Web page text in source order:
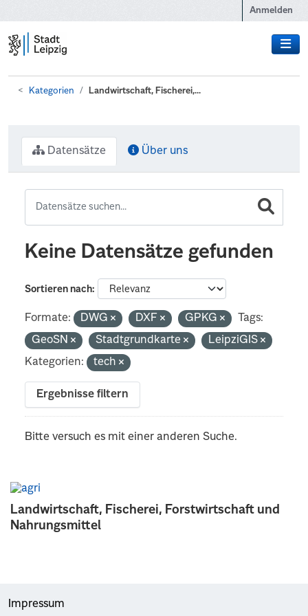
Anmelden
Kategorien Landwirtschaft, Fischerei,...
Landwirtschaft, Fischerei, Forstwirtschaft und
Nahrungsmittel
Datensätze Über uns
Keine Datensätze gefunden
Sortieren nach
Formate: DWG DXF GPKG
Tags:
GeoSN
Stadtgrundkarte
LeipziGIS
Kategorien:
tech
Ergebnisse filtern
Bitte versuch es mit einer anderen Suche.
Impressum